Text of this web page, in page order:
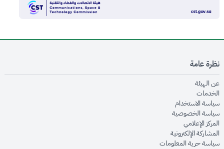
نظرة عامة
عن الهيئةopens in new window
الخدماتopens in new window
سياسة الاستخدام
سياسة الخصوصيةopens in new window
المركز الإعلاميopens in new window
المشاركة الإلكترونيةopens in new window
سياسة حرية المعلوماتopens in new window